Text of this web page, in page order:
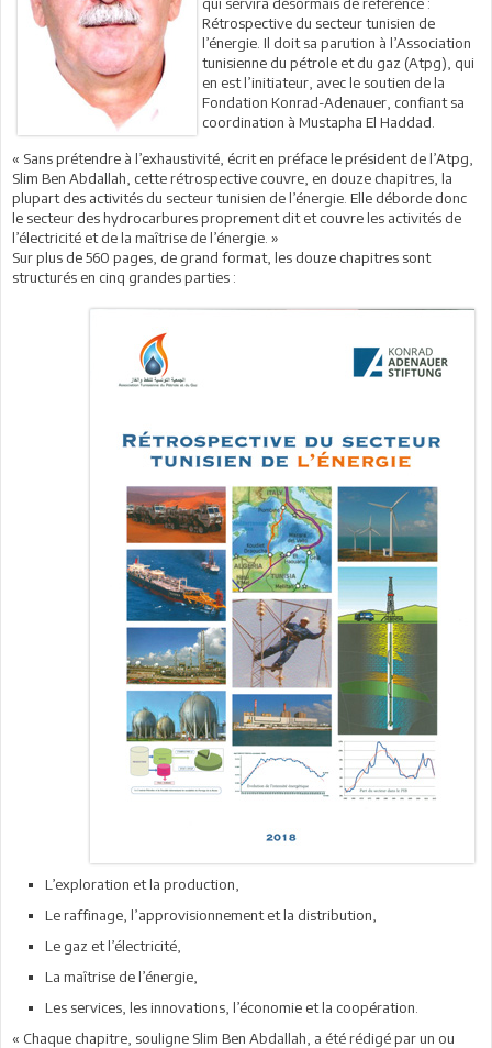
Rétrospective du secteur tunisien de
l’énergie. Il doit sa parution à l’Association
tunisienne du pétrole et du gaz (Atpg), qui
en est l’initiateur, avec le soutien de la
Fondation Konrad-Adenauer, confiant sa
coordination à Mustapha El Haddad.
« Sans prétendre à l’exhaustivité, écrit en préface le président de l’Atpg,
Slim Ben Abdallah, cette rétrospective couvre, en douze chapitres, la
plupart des activités du secteur tunisien de l’énergie. Elle déborde donc
le secteur des hydrocarbures proprement dit et couvre les activités de
l’électricité et de la maîtrise de l’énergie. »
Sur plus de 560 pages, de grand format, les douze chapitres sont
structurés en cinq grandes parties :
L’exploration et la production,
Le raffinage, l’approvisionnement et la distribution,
Le gaz et l’électricité,
La maîtrise de l’énergie,
Les services, les innovations, l’économie et la coopération.
« Chaque chapitre, souligne Slim Ben Abdallah, a été rédigé par un ou